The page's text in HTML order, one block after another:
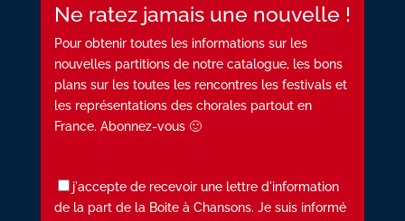
Ne ratez jamais une nouvelle !
Pour obtenir toutes les informations sur les
nouvelles partitions de notre catalogue, les bons
plans sur les toutes les rencontres les festivals et
les représentations des chorales partout en
France. Abonnez-vous 🙂
j'accepte de recevoir une lettre d'information
de la part de la Boite à Chansons. Je suis informé